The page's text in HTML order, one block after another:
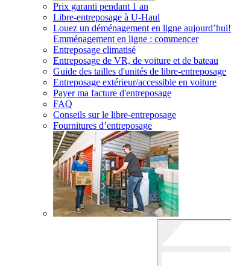
Prix garanti pendant 1 an
Libre-entreposage à U-Haul
Louez un déménagement en ligne aujourd’hui!
Emménagement en ligne : commencer
Entreposage climatisé
Entreposage de VR, de voiture et de bateau
Guide des tailles d'unités de libre-entreposage
Entreposage extérieur/accessible en voiture
Payer ma facture d'entreposage
FAQ
Conseils sur le libre-entreposage
Fournitures d’entreposage